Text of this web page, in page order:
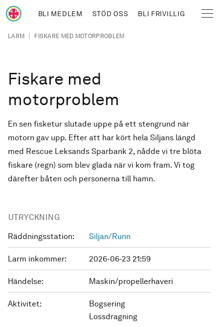
Hoppa till huvudinnehåll
BLI MEDLEM STÖD OSS BLI FRIVILLIG
Länkstig
LARM | FISKARE MED MOTORPROBLEM
Fiskare med
motorproblem
En sen fisketur slutade uppe på ett stengrund när
motorn gav upp. Efter att har kört hela Siljans längd
med Rescue Leksands Sparbank 2, nådde vi tre blöta
fiskare (regn) som blev glada när vi kom fram. Vi tog
därefter båten och personerna till hamn.
UTRYCKNING
Räddningsstation: Siljan/Runn
Larm inkommer: 2026-06-23 21:59
Händelse: Maskin/propellerhaveri
Aktivitet:
Bogsering
Lossdragning